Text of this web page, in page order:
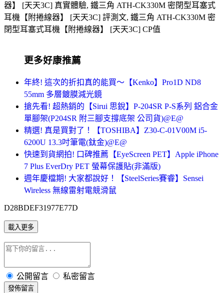
器】 [天天3C] 真實體驗, 鐵三角 ATH-CK330M 密閉型耳塞式
耳機【附捲線器】 [天天3C] 評測文, 鐵三角 ATH-CK330M 密
閉型耳塞式耳機【附捲線器】 [天天3C] CP值
更多好康推薦
年終! 這次的折扣真的能買～【Kenko】Pro1D ND8
55mm 多層鍍膜減光鏡
搶先看! 超熱銷的【Sirui 思銳】P-204SR P-S系列 鋁合金
單腳架(P204SR 附三腳支撐底架 公司貨)@E@
精選! 真是買對了！【TOSHIBA】Z30-C-01V00M i5-
6200U 13.3吋筆電(鈦金)@E@
快速到貨網拍! 口碑推薦【EyeScreen PET】Apple iPhone
7 Plus EverDry PET 螢幕保護貼(非滿版)
週年慶檔期! 大家都說好！【SteelSeries賽睿】Sensei
Wireless 無線雷射電競滑鼠
D28BDEF31977E77D
載入更多
公開留言 私密留言
發佈留言